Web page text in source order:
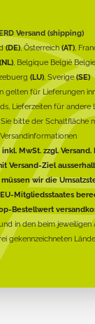
Versand (shipping)
(DE), Österreich(AT),
(NL), Belgique België
(LU), Sverige(SE)
gelten für Lieferungen
Lieferzeiten für andere
bitte der Schaltfläche
Versandinformationen
MwSt. zzgl. Versand.
Versand-Ziel
wir die
Mitgliedsstaates
Bestellwert
in den beim jeweiligen
gekennzeichneten